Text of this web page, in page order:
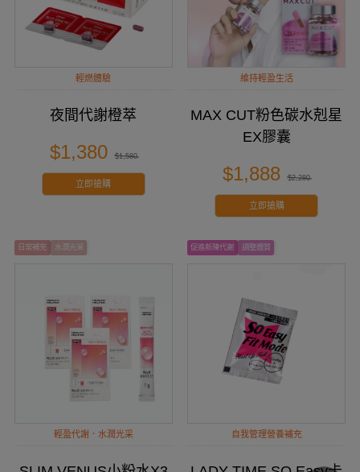
輕燃體驗
夜間代謝橙萃
$1,380 $1,580
立即搶購
維持輕盈生活
MAX CUT粉色碳水剋星
EX膠囊
$1,888 $2,280
立即搶購
⽇常補充 水潤光采
輕盈代謝．水潤光采
促進新陳代謝 調整體質
自我管理營養補充